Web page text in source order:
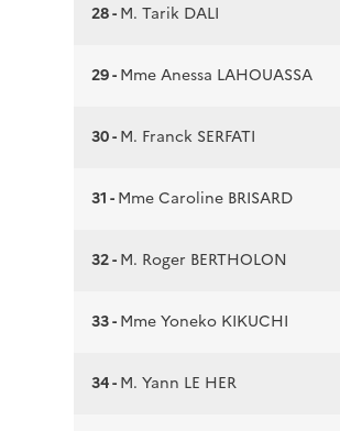
28 -M. Tarik DALI
29 -Mme Anessa LAHOUASSA
30 -M. Franck SERFATI
31 -Mme Caroline BRISARD
32 -M. Roger BERTHOLON
33 -Mme Yoneko KIKUCHI
34 -M. Yann LE HER